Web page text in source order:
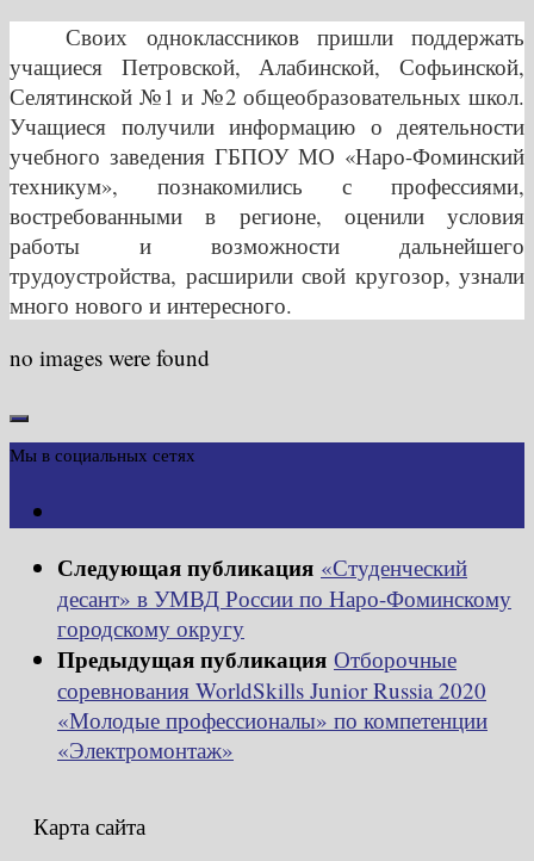
Своих одноклассников пришли поддержать
учащиеся Петровской, Алабинской, Софьинской,
Селятинской №1 и №2 общеобразовательных школ.
Учащиеся получили информацию о деятельности
учебного заведения ГБПОУ МО «Наро-Фоминский
техникум», познакомились с профессиями,
востребованными в регионе, оценили условия
работы и возможности дальнейшего
трудоустройства, расширили свой кругозор, узнали
много нового и интересного.
no images were found
Мы в социальных сетях
Следующая публикация «Студенческий
десант» в УМВД России по Наро-Фоминскому
городскому округу
Предыдущая публикация Отборочные
соревнования WorldSkills Junior Russia 2020
«Молодые профессионалы» по компетенции
«Электромонтаж»
Карта сайта